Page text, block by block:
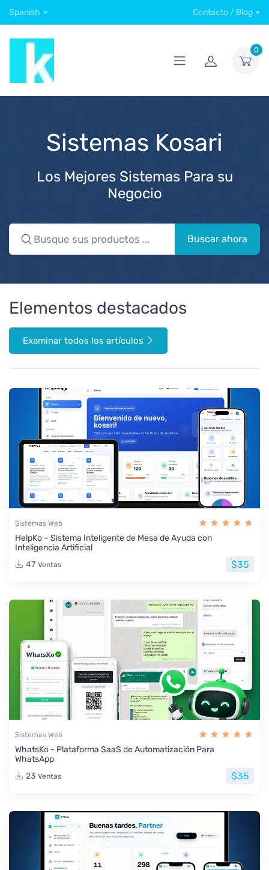
Spanish Contacto / Blog
0
Sistemas Kosari
Los Mejores Sistemas Para su
Negocio
Buscar ahora
Elementos destacados
Examinar todos los artículos
Sistemas Web
HelpKo – Sistema Inteligente de Mesa de Ayuda con
Inteligencia Artificial
47 Ventas $35
Sistemas Web
WhatsKo - Plataforma SaaS de Automatización Para
WhatsApp
23 Ventas $35